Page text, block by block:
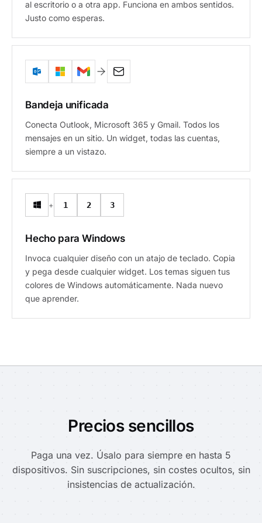
al escritorio o a otra app. Funciona en ambos sentidos.
Justo como esperas.
Bandeja unificada
Conecta Outlook, Microsoft 365 y Gmail. Todos los
mensajes en un sitio. Un widget, todas las cuentas,
siempre a un vistazo.
+ 1 2 3
Hecho para Windows
Invoca cualquier diseño con un atajo de teclado. Copia
y pega desde cualquier widget. Los temas siguen tus
colores de Windows automáticamente. Nada nuevo
que aprender.
Precios sencillos
Paga una vez. Úsalo para siempre en hasta 5
dispositivos. Sin suscripciones, sin costes ocultos, sin
insistencias de actualización.